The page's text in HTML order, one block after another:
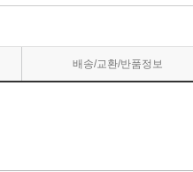
배송/교환/반품정보